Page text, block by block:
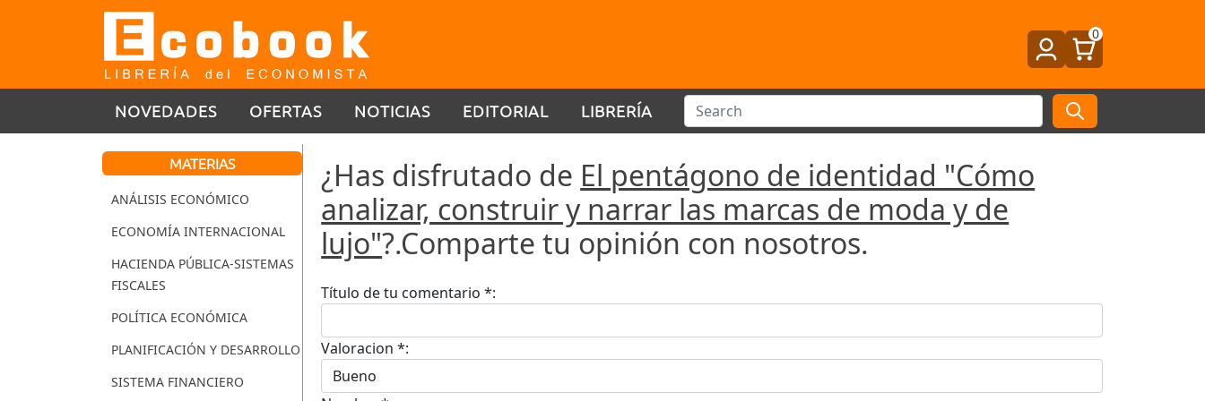
0
NOVEDADES OFERTAS NOTICIAS EDITORIAL LIBRERÍA
MATERIAS
ANÁLISIS ECONÓMICO
ECONOMÍA INTERNACIONAL
HACIENDA PÚBLICA-SISTEMAS
FISCALES
POLÍTICA ECONÓMICA
PLANIFICACIÓN Y DESARROLLO
SISTEMA FINANCIERO
¿Has disfrutado de El pentágono de identidad "Cómo
analizar, construir y narrar las marcas de moda y de
lujo"?.Comparte tu opinión con nosotros.
Título de tu comentario *:
Valoracion *: